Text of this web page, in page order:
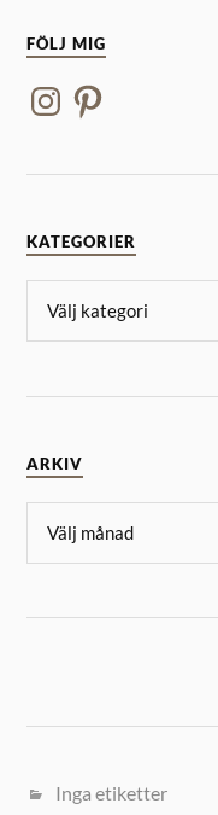
FÖLJ MIG
KATEGORIER
ARKIV
Inga etiketter